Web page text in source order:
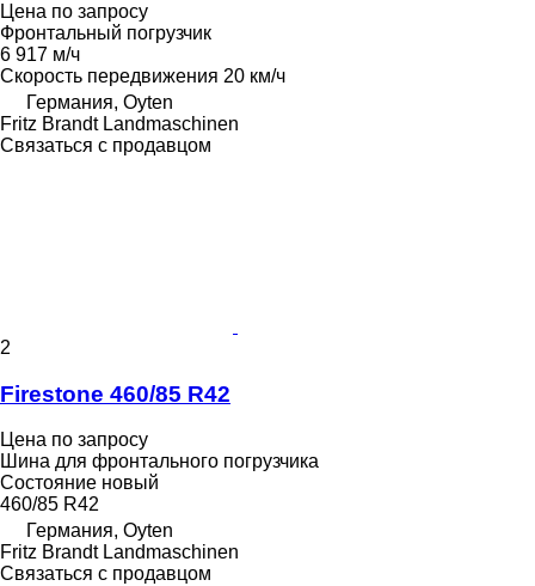
Цена по запросу
Фронтальный погрузчик
6 917 м/ч
Скорость передвижения 20 км/ч
Германия, Oyten
Fritz Brandt Landmaschinen
Связаться с продавцом
2
Firestone 460/85 R42
Цена по запросу
Шина для фронтального погрузчика
Состояние новый
460/85 R42
Германия, Oyten
Fritz Brandt Landmaschinen
Связаться с продавцом